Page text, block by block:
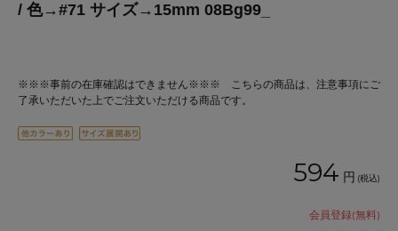
/ 色→#71 サイズ→15mm 08Bg99_
※※※事前の在庫確認はできません※※※ こちらの商品は、注意事項にご
了承いただいた上でご注文いただける商品です。
594 円 (税込)
会員登録(無料)